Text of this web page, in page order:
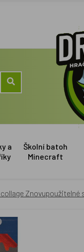
a
Školní batoh
Minecraft
Znovupoužitelné